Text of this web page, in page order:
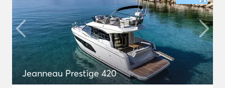
Jeanneau Prestige 420